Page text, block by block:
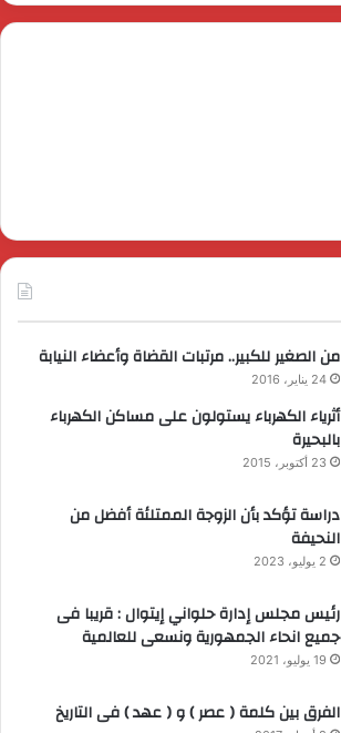
من الصغير للكبير.. مرتبات القضاة وأعضاء النيابة
24 يناير، 2016
أثرياء الكهرباء يستولون على مساكن الكهرباء
بالبحيرة
23 أكتوبر، 2015
دراسة تؤكد بأن الزوجة الممتلئة أفضل من
النحيفة
2 يوليو، 2023
رئيس مجلس إدارة حلواني إيتوال : قريبا فى
جميع انحاء الجمهورية ونسعى للعالمية
19 يوليو، 2021
الفرق بين كلمة ( عصر ) و ( عهد ) فى التاريخ